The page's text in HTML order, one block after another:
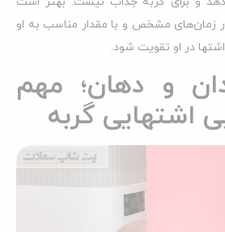
زمان‌های مشخص و با مقدار مناسب به او
در او تقویت شود.
و دهان؛ مهم
اشتهایی گربه